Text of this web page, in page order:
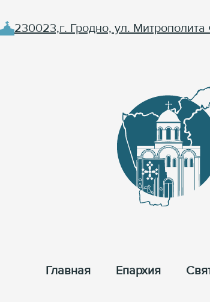
230023,г. Гродно, ул. Митрополита
Главная Епархия